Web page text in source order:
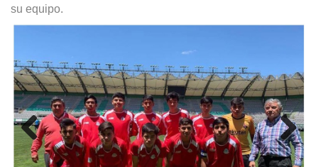
su equipo.
Previous Next